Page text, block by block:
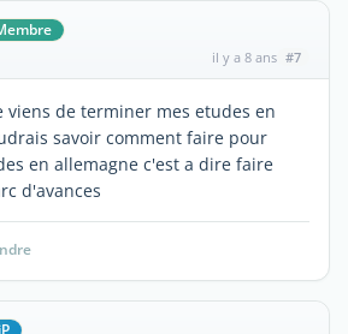
il y a 8 ans #7
de terminer mes etudes en
savoir comment faire pour
en allemagne c'est a dire faire
d'avances